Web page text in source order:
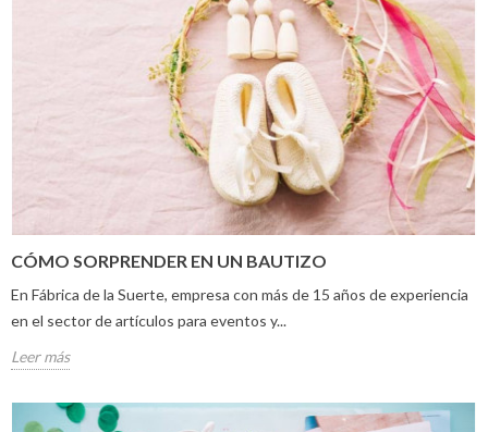
CÓMO SORPRENDER EN UN BAUTIZO
En Fábrica de la Suerte, empresa con más de 15 años de experiencia
en el sector de artículos para eventos y...
Leer más